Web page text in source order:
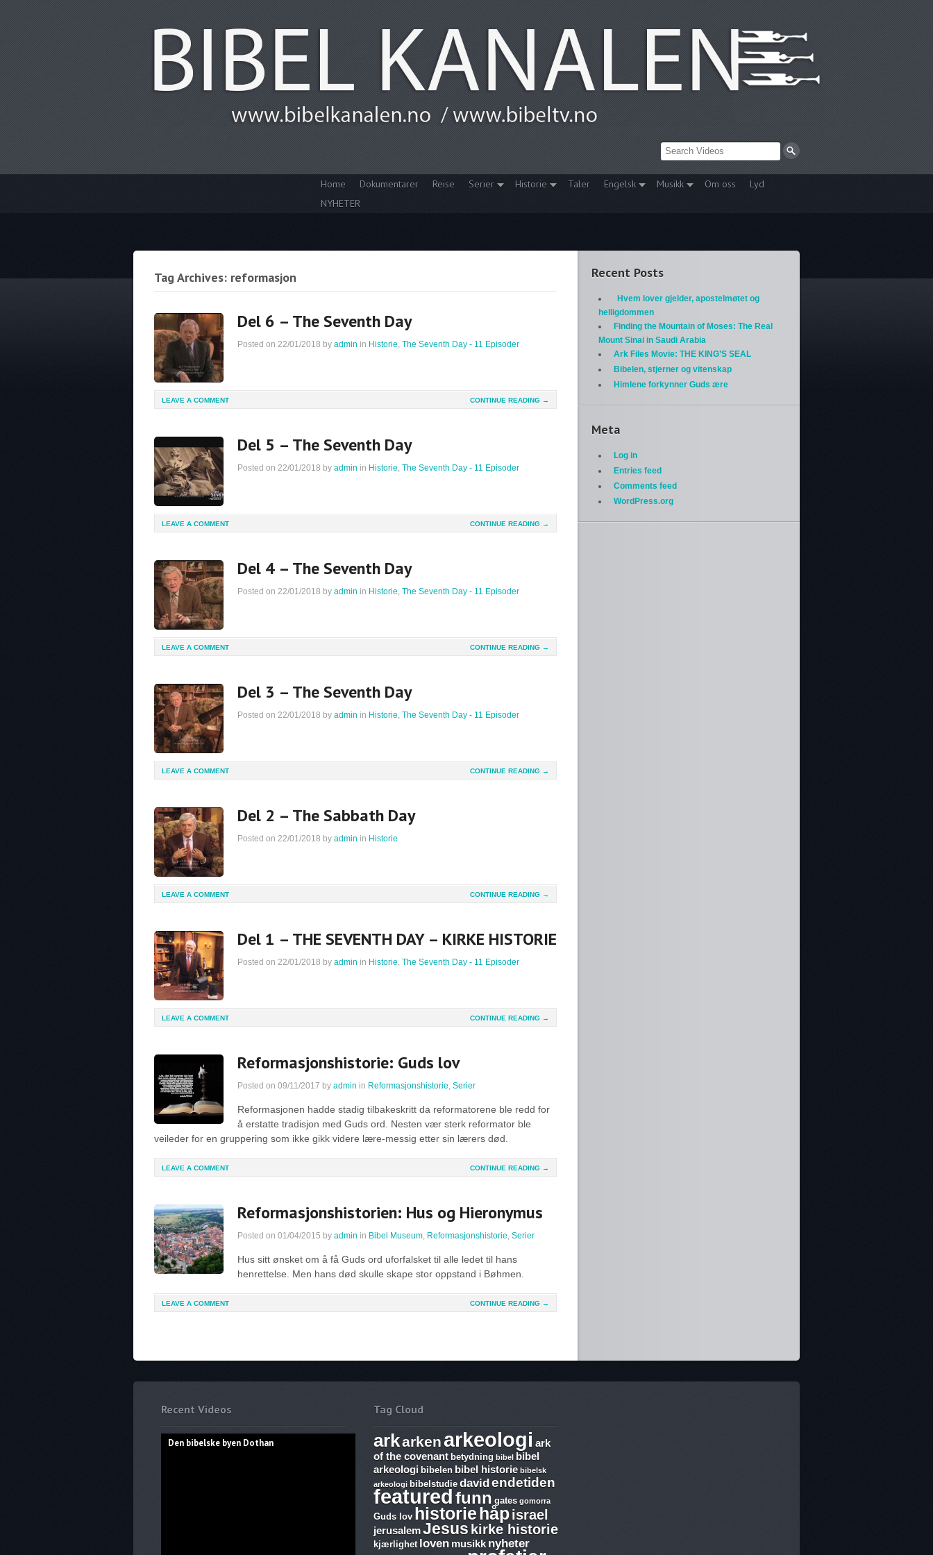
Home Dokumentarer Reise Serier Historie Taler Engelsk Musikk Om oss
Lyd
NYHETER
Tag Archives: reformasjon
Del 6 – The Seventh Day
Posted on 22/01/2018 by admin in Historie, The Seventh Day - 11 Episoder
LEAVE A COMMENT CONTINUE READING →
Del 5 – The Seventh Day
Posted on 22/01/2018 by admin in Historie, The Seventh Day - 11 Episoder
LEAVE A COMMENT CONTINUE READING →
Del 4 – The Seventh Day
Posted on 22/01/2018 by admin in Historie, The Seventh Day - 11 Episoder
LEAVE A COMMENT CONTINUE READING →
Del 3 – The Seventh Day
Posted on 22/01/2018 by admin in Historie, The Seventh Day - 11 Episoder
LEAVE A COMMENT CONTINUE READING →
Del 2 – The Sabbath Day
Posted on 22/01/2018 by admin in Historie
LEAVE A COMMENT CONTINUE READING →
Del 1 – THE SEVENTH DAY – KIRKE HISTORIE
Posted on 22/01/2018 by admin in Historie, The Seventh Day - 11 Episoder
LEAVE A COMMENT CONTINUE READING →
Reformasjonshistorie: Guds lov
Posted on 09/11/2017 by admin in Reformasjonshistorie, Serier
Reformasjonen hadde stadig tilbakeskritt da reformatorene ble redd for
å erstatte tradisjon med Guds ord. Nesten vær sterk reformator ble
veileder for en gruppering som ikke gikk videre lære-messig etter sin lærers død.
LEAVE A COMMENT CONTINUE READING →
Reformasjonshistorien: Hus og Hieronymus
Posted on 01/04/2015 by admin in Bibel Museum Reformasjonshistorie Serier
Hus sitt ønsket om å få Guds ord uforfalsket til alle ledet til hans
henrettelse. Men hans død skulle skape stor oppstand i Bøhmen.
LEAVE A COMMENT CONTINUE READING →
Recent Posts
Hvem lover gjelder, apostelmøtet og
helligdommen
Finding the Mountain of Moses: The Real
Mount Sinai in Saudi Arabia
Ark Files Movie: THE KING’S SEAL
Bibelen, stjerner og vitenskap
Himlene forkynner Guds ære
Meta
Log in
Entries feed
Comments feed
WordPress.org
Recent Videos
Den bibelske byen Dothan
Tag Cloud
arkarken arkeologi ark
of the covenant betydning bibel bibel
arkeologi bibelen bibel historie bibelsk
arkeologi bibelstudie davidendetiden
featuredfunn gates gomorra
Guds lov historiehåpisrael
jerusalemJesus kirke historie
kjærlighet loven musikk nyheter